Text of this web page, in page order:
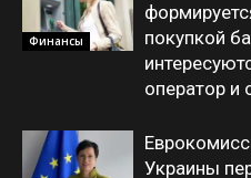
Финансы
покупкой
оператор и
Украины